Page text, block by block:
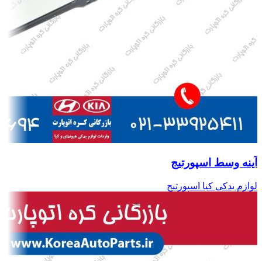
آینه وسط اسپورتیج
لوازم یدکی کیا اسپورتیج